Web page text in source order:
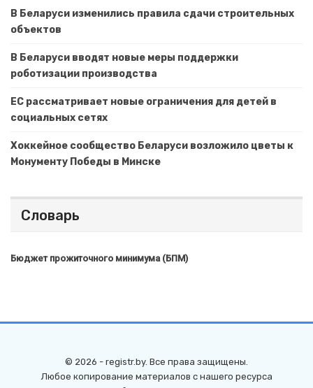
В Беларуси изменились правила сдачи строительных
объектов
В Беларуси вводят новые меры поддержки
роботизации производства
ЕС рассматривает новые ограничения для детей в
социальных сетях
Хоккейное сообщество Беларуси возложило цветы к
Монументу Победы в Минске
Словарь
Бюджет прожиточного минимума (БПМ)
© 2026 - registr.by. Все права защищены.
Любое копирование материалов с нашего ресурса